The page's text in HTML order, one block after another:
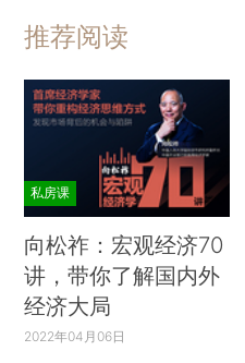
推荐阅读
私房课
向松祚：宏观经济70
讲，带你了解国内外
经济大局
2022年04月06日